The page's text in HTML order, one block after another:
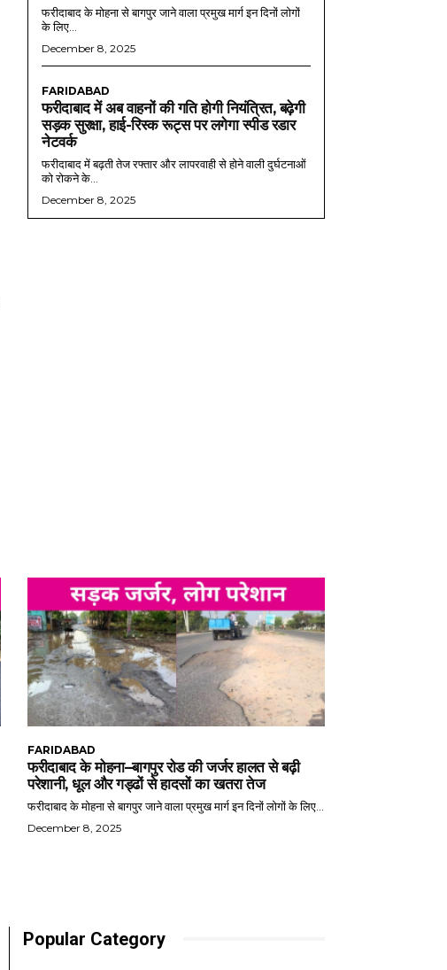
फरीदाबाद के मोहना से बागपुर जाने वाला प्रमुख मार्ग इन दिनों लोगों
के लिए...
December 8, 2025
FARIDABAD
फरीदाबाद में अब वाहनों की गति होगी नियंत्रित, बढ़ेगी
सड़क सुरक्षा, हाई-रिस्क रूट्स पर लगेगा स्पीड रडार
नेटवर्क
फरीदाबाद में बढ़ती तेज रफ्तार और लापरवाही से होने वाली दुर्घटनाओं
को रोकने के...
December 8, 2025
FARIDABAD
फरीदाबाद के मोहना–बागपुर रोड की जर्जर हालत से बढ़ी
परेशानी, धूल और गड्ढों से हादसों का खतरा तेज
फरीदाबाद के मोहना से बागपुर जाने वाला प्रमुख मार्ग इन दिनों लोगों के लिए...
December 8, 2025
Popular Category